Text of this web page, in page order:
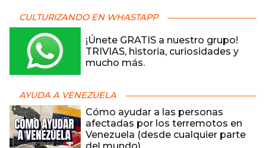
CULTURIZANDO EN WHASTAPP
¡Únete GRATIS a nuestro grupo!
TRIVIAS, historia, curiosidades y
mucho más.
AYUDA A VENEZUELA
Cómo ayudar a las personas
afectadas por los terremotos en
Venezuela (desde cualquier parte